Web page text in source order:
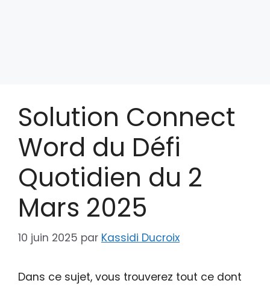
Solution Connect
Word du Défi
Quotidien du 2
Mars 2025
10 juin 2025 par Kassidi Ducroix
Dans ce sujet, vous trouverez tout ce dont